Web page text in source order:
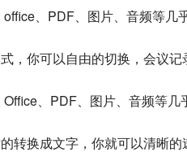
、PDF、图片、音频等几
，你可以自由的切换，会议记
、PDF、图片、音频等几
转换成文字，你就可以清晰的